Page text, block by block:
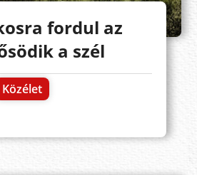
fordul az
a szél
Közélet